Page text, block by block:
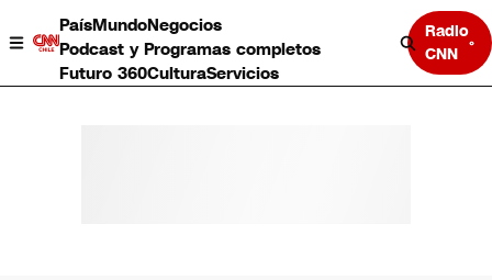
PaísMundoNegocios
Podcast y Programas completos
Futuro 360CulturaServicios
Radio
CNN